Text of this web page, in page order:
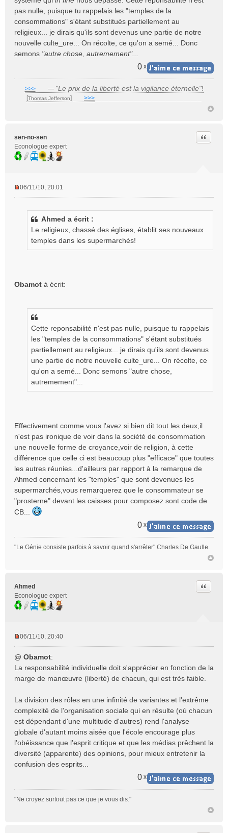
pas nulle, puisque tu rappelais les "temples de la
consommations" s'étant substitués partiellement au
religieux... je dirais qu'ils sont devenus une partie de notre
nouvelle culte_ure... On récolte, ce qu'on a semé... Donc
semons "autre chose, autremement"...
0 x
>>>___ — "Le prix de la liberté est la vigilance éternelle"!
[Thomas Jefferson] >>>
sen-no-sen
Econologue expert
Citer
l
06/11/10, 20:01
Ahmed a écrit :
Le religieux, chassé des églises, établit ses nouveaux
temples dans les supermarchés!
Obamot à écrit:
Cette reponsabilité n'est pas nulle, puisque tu rappelais
les "temples de la consommations" s'étant substitués
partiellement au religieux... je dirais qu'ils sont devenus
une partie de notre nouvelle culte_ure... On récolte, ce
qu'on a semé... Donc semons "autre chose,
autremement"...
Effectivement comme vous l'avez si bien dit tout les deux,il
n'est pas ironique de voir dans la société de consommation
une nouvelle forme de croyance,voir de religion, à cette
différence que celle ci est beaucoup plus "efficace" que toutes
les autres réunies...d'ailleurs par rapport à la remarque de
Ahmed concernant les "temples" que sont devenues les
supermarchés,vous remarquerez que le consommateur se
"prosterne" devant les caisses pour composez sont code de
CB...
0 x
"Le Génie consiste parfois à savoir quand s'arrêter" Charles De Gaulle.
Ahmed
Econologue expert
Citer
s
a
e
n
l
u
06/11/10, 20:40
@ Obamot:
La responsabilité individuelle doit s'apprécier en fonction de la
marge de manœuvre (liberté) de chacun, qui est très faible.
La division des rôles en une infinité de variantes et l'extrême
complexité de l'organisation sociale qui en résulte (où chacun
est dépendant d'une multitude d'autres) rend l'analyse
globale d'autant moins aisée que l'école encourage plus
l'obéissance que l'esprit critique et que les médias prêchent la
diversité (apparente) des opinions, pour mieux entretenir la
confusion des esprits...
0 x
"Ne croyez surtout pas ce que je vous dis."